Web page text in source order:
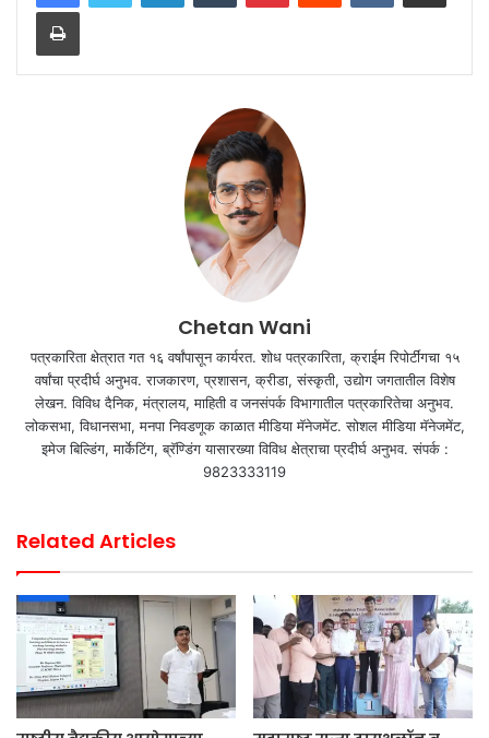
Print
Chetan Wani
पत्रकारिता क्षेत्रात गत १६ वर्षांपासून कार्यरत. शोध पत्रकारिता, क्राईम रिपोर्टींगचा १५
वर्षांचा प्रदीर्घ अनुभव. राजकारण, प्रशासन, क्रीडा, संस्कृती, उद्योग जगतातील विशेष
लेखन. विविध दैनिक, मंत्रालय, माहिती व जनसंपर्क विभागातील पत्रकारितेचा अनुभव.
लोकसभा, विधानसभा, मनपा निवडणूक काळात मीडिया मॅनेजमेंट. सोशल मीडिया मॅनेजमेंट,
इमेज बिल्डिंग, मार्केटिंग, ब्रॅण्डिंग यासारख्या विविध क्षेत्राचा प्रदीर्घ अनुभव. संपर्क :
9823333119
Related Articles